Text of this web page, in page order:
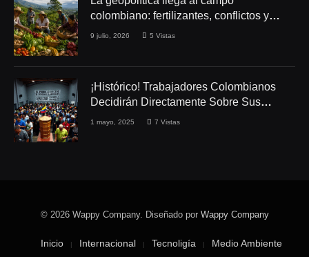
colombiano: fertilizantes, conflictos y
seguridad alimentaria
9 julio, 2026 5 Vistas
¡Histórico! Trabajadores Colombianos
Decidirán Directamente Sobre Sus
Derechos Laborales
1 mayo, 2025 7 Vistas
© 2026 Wappy Company. Diseñado por Wappy Company
Inicio Internacional Tecnoligía Medio Ambiente